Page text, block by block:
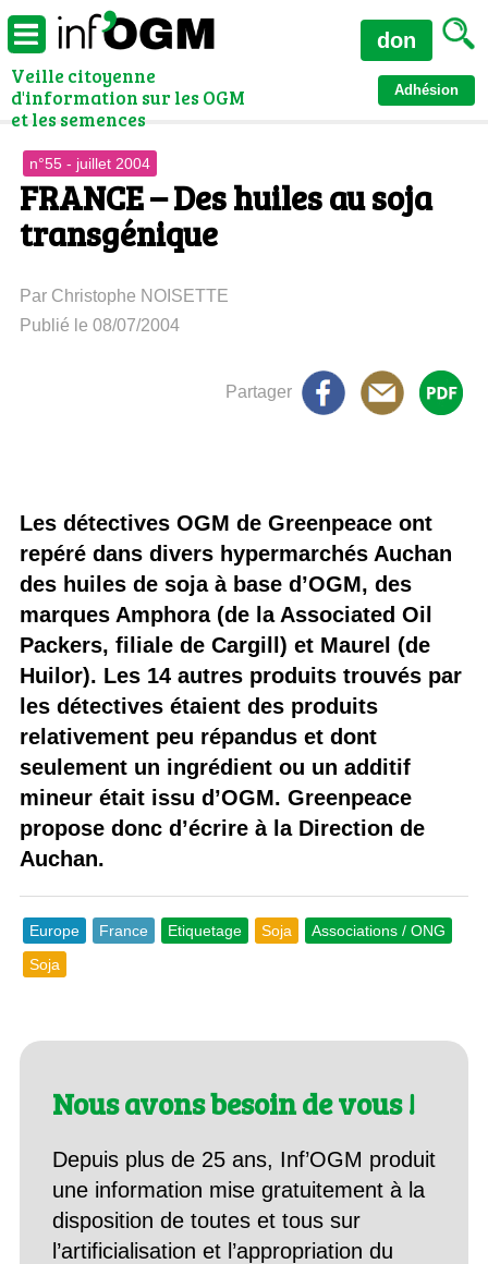
Veille citoyenne
d'information sur les OGM
et les semences
Adhésion
don
n°55 - juillet 2004
FRANCE – Des huiles au soja
transgénique
Par Christophe NOISETTE
Publié le 08/07/2004
Partager
Les détectives OGM de Greenpeace ont
repéré dans divers hypermarchés Auchan
des huiles de soja à base d’OGM, des
marques Amphora (de la Associated Oil
Packers, filiale de Cargill) et Maurel (de
Huilor). Les 14 autres produits trouvés par
les détectives étaient des produits
relativement peu répandus et dont
seulement un ingrédient ou un additif
mineur était issu d’OGM. Greenpeace
propose donc d’écrire à la Direction de
Auchan.
Europe France Etiquetage Soja
Associations / ONG
Soja
Nous avons besoin de vous !
Depuis plus de 25 ans, Inf’OGM produit
une information mise gratuitement à la
disposition de toutes et tous sur
l’artificialisation et l’appropriation du